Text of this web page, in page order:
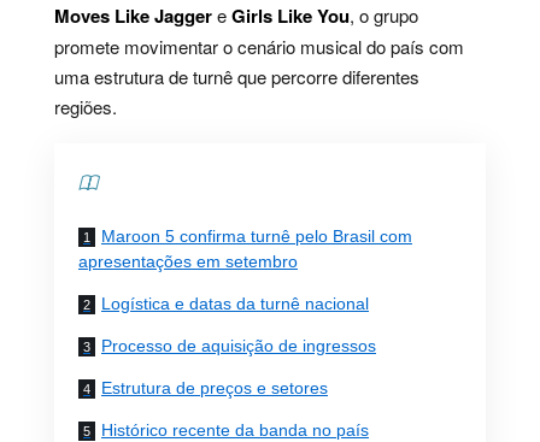
Moves Like JaggereGirls Like You, o grupo
promete movimentar o cenário musical do país com
uma estrutura de turnê que percorre diferentes
regiões.
Maroon 5 confirma turnê pelo Brasil com
apresentações em setembro
Logística e datas da turnê nacional
Processo de aquisição de ingressos
Estrutura de preços e setores
Histórico recente da banda no país